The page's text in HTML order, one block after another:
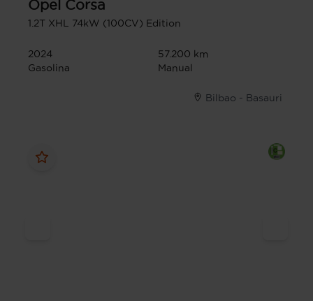
Opel Corsa
1.2T XHL 74kW (100CV) Edition
2024
57.200 km
Gasolina
Manual
Bilbao - Basauri